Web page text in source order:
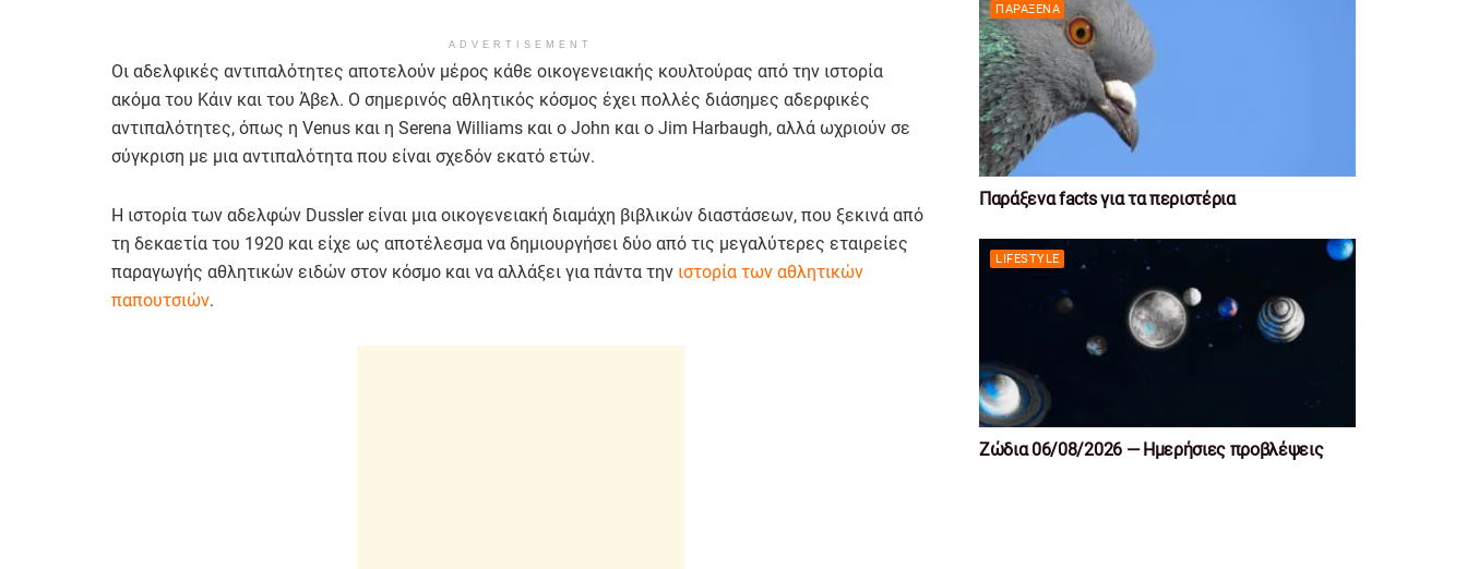
ADVERTISEMENT
Οι αδελφικές αντιπαλότητες αποτελούν μέρος κάθε οικογενειακής κουλτούρας από την ιστορία
ακόμα του Κάιν και του Άβελ. Ο σημερινός αθλητικός κόσμος έχει πολλές διάσημες αδερφικές
αντιπαλότητες, όπως η Venus και η Serena Williams και ο John και ο Jim Harbaugh, αλλά ωχριούν σε
σύγκριση με μια αντιπαλότητα που είναι σχεδόν εκατό ετών.
Η ιστορία των αδελφών Dussler είναι μια οικογενειακή διαμάχη βιβλικών διαστάσεων, που ξεκινά από
τη δεκαετία του 1920 και είχε ως αποτέλεσμα να δημιουργήσει δύο από τις μεγαλύτερες εταιρείες
παραγωγής αθλητικών ειδών στον κόσμο και να αλλάξει για πάντα την ιστορία των αθλητικών
παπουτσιών.
ΠΑΡΆΞΕΝΑ
Παράξενα facts για τα περιστέρια
LIFESTYLE
Ζώδια 06/08/2026 — Ημερήσιες προβλέψεις